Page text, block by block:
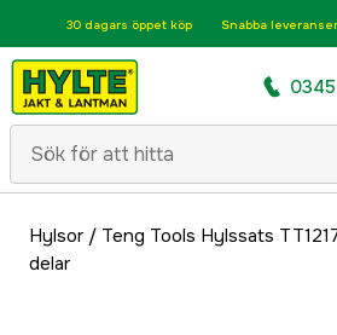
30 dagars öppet köp Snabba leveranser
Hylsor/ Teng Tools Hylssats
delar